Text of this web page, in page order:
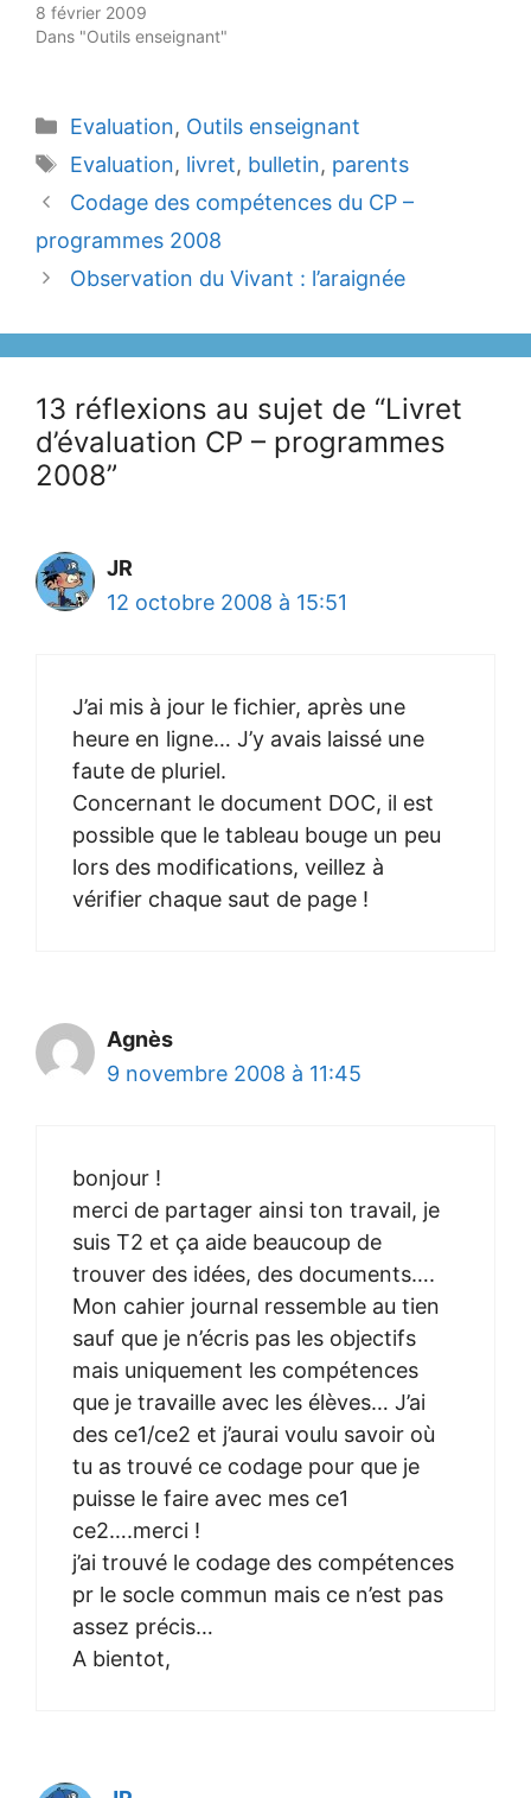
8 février 2009
Dans "Outils enseignant"
Catégories
Evaluation, Outils enseignant
Étiquettes
Evaluation, livret, bulletin, parents
Codage des compétences du CP –
programmes 2008
Observation du Vivant : l’araignée
13 réflexions au sujet de “Livret
d’évaluation CP – programmes
2008”
JR
12 octobre 2008 à 15:51
J’ai mis à jour le fichier, après une
heure en ligne… J’y avais laissé une
faute de pluriel.
Concernant le document DOC, il est
possible que le tableau bouge un peu
lors des modifications, veillez à
vérifier chaque saut de page !
Agnès
9 novembre 2008 à 11:45
bonjour !
merci de partager ainsi ton travail, je
suis T2 et ça aide beaucoup de
trouver des idées, des documents….
Mon cahier journal ressemble au tien
sauf que je n’écris pas les objectifs
mais uniquement les compétences
que je travaille avec les élèves… J’ai
des ce1/ce2 et j’aurai voulu savoir où
tu as trouvé ce codage pour que je
puisse le faire avec mes ce1
ce2….merci !
j’ai trouvé le codage des compétences
pr le socle commun mais ce n’est pas
assez précis…
A bientot,